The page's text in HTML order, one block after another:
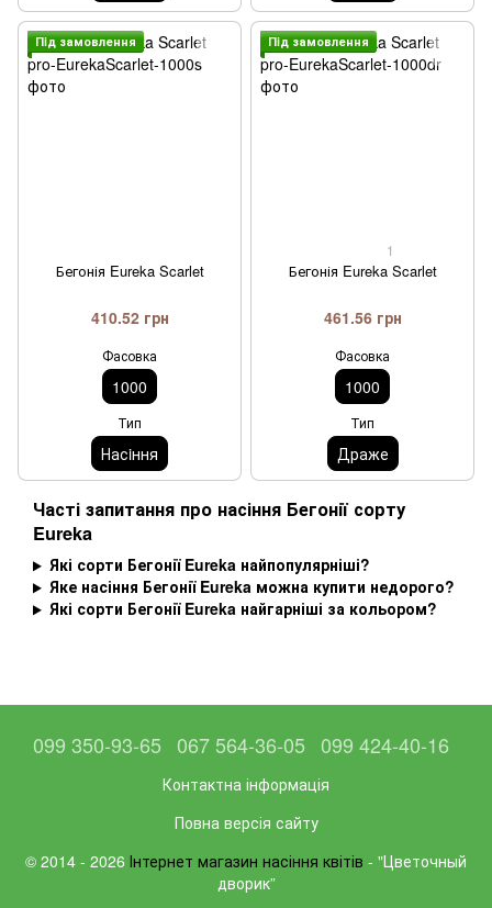
Пiд замовлення
Бегонія Eureka Scarlet
410.52 грн
Фасовка
1000
Тип
Насiння
Пiд замовлення
1
Бегонія Eureka Scarlet
461.56 грн
Фасовка
1000
Тип
Драже
Часті запитання про насіння Бегонії сорту
Eureka
Які сорти Бегонії Eureka найпопулярніші?
Яке насіння Бегонії Eureka можна купити недорого?
Які сорти Бегонії Eureka найгарніші за кольором?
099 350-93-65 067 564-36-05 099 424-40-16
Контактна інформація
Повна версія сайту
© 2014 - 2026 Інтернет магазин насіння квітів - "Цветочный
дворик”